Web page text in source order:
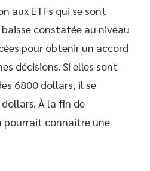
aux ETFs qui se sont
constatée au niveau
pour obtenir un accord
décisions. Si elles sont
6800 dollars, il se
À la fin de
pourrait connaitre une